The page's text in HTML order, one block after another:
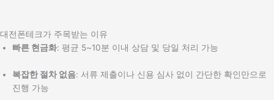
대전폰테크가 주목받는 이유
빠른 현금화: 평균 5~10분 이내 상담 및 당일 처리 가능
복잡한 절차 없음: 서류 제출이나 신용 심사 없이 간단한 확인만으로
진행 가능